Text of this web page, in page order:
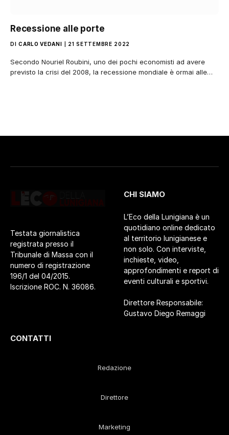
Recessione alle porte
DI CARLO VEDANI 21 SETTEMBRE 2022
Secondo Nouriel Roubini, uno dei pochi economisti ad avere
previsto la crisi del 2008, la recessione mondiale è ormai alle…
Testata giornalistica
registrata presso il
Tribunale di Massa con il
numero di registrazione
196/1 del 04/2015.
Iscrizione ROC. N. 36086.
CHI SIAMO
L’Eco della Lunigiana è un
quotidiano online dedicato
al territorio lunigianese e
non solo. Con interviste,
inchieste, video,
approfondimenti e report di
eventi culturali e sportivi.
Direttore Responsabile:
Gustavo Diego Remaggi
CONTATTI
Redazione
Direttore
Marketing